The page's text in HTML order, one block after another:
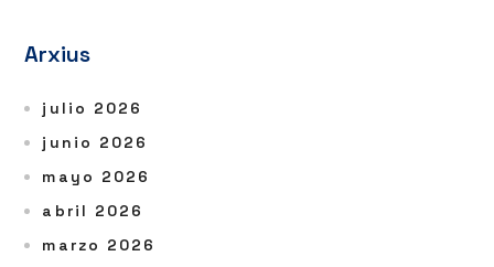
Arxius
julio 2026
junio 2026
mayo 2026
abril 2026
marzo 2026